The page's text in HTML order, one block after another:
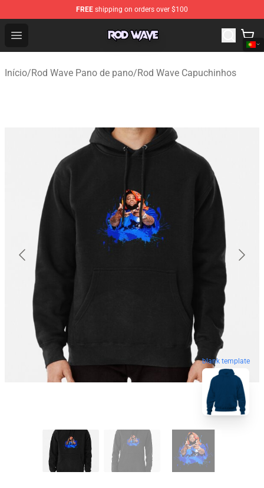
FREE shipping on orders over $100
Open menu
Rod Wave Shop - Official Rod Wave Merchandise Store
Início/Rod Wave Pano de pano/Rod Wave Capuchinhos
blank template